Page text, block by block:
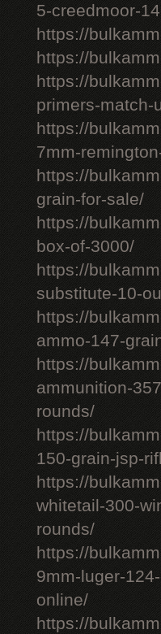
5-creedmoor-
https://
https://
https://
primers-match-
https://
7mm-
https://
grain-for-sale/
https://
box-of-3000/
https://
substitute-10-
https://
ammo-147-
https://
ammunition-
rounds/
https://
150-grain-jsp-
https://
whitetail-300-
rounds/
https://
9mm-luger-
online/
https://